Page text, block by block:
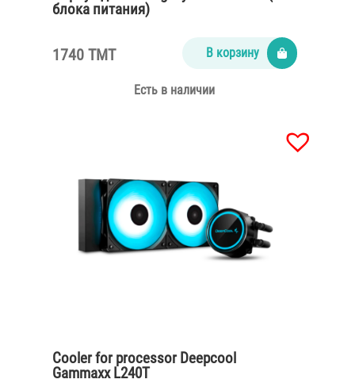
блока питания)
1740 TMT В корзину
Есть в наличии
Cooler for processor Deepcool
Gammaxx L240T